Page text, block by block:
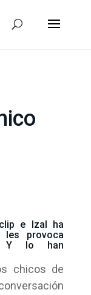
e Izal ha
les provoca
Y lo han
chicos de